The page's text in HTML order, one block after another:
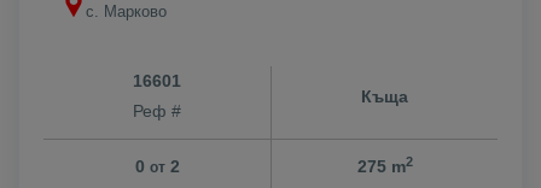
с. Марково
16601
Реф #
Къща
0 от2
275 m2